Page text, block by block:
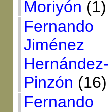
Moriyón (1)
Fernando
Jiménez
Hernández-
Pinzón (16)
Fernando